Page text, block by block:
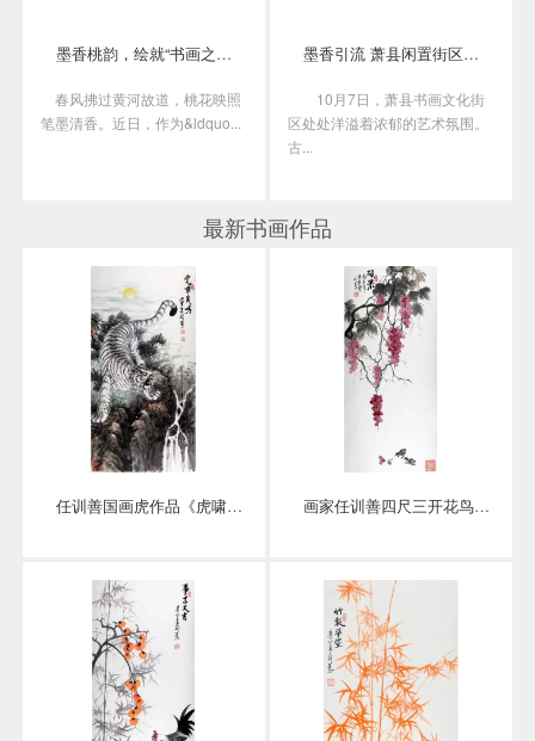
墨香桃韵，绘就“书画之乡”新画卷
春风拂过黄河故道，桃花映照
笔墨清香。近日，作为&ldquo...
墨香引流 萧县闲置街区变身书画艺术聚落
10月7日，萧县书画文化街
区处处洋溢着浓郁的艺术氛围。
古...
最新书画作品
任训善国画虎作品《虎啸泉鸣》四尺整张真迹 画家任训善四尺三开花鸟画作品《硕果》